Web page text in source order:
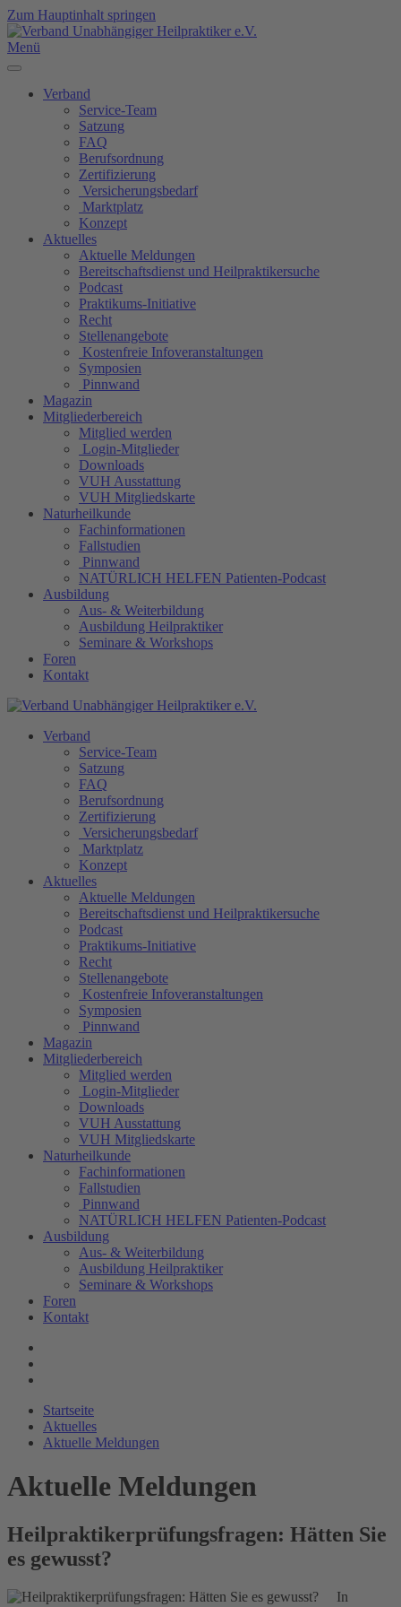
Zum Hauptinhalt springen
Menü
Verband
Service-Team
Satzung
FAQ
Berufsordnung
Zertifizierung
Versicherungsbedarf
Marktplatz
Konzept
Aktuelles
Aktuelle Meldungen
Bereitschaftsdienst und Heilpraktikersuche
Podcast
Praktikums-Initiative
Recht
Stellenangebote
Kostenfreie Infoveranstaltungen
Symposien
Pinnwand
Magazin
Mitgliederbereich
Mitglied werden
Login-Mitglieder
Downloads
VUH Ausstattung
VUH Mitgliedskarte
Naturheilkunde
Fachinformationen
Fallstudien
Pinnwand
NATÜRLICH HELFEN Patienten-Podcast
Ausbildung
Aus- & Weiterbildung
Ausbildung Heilpraktiker
Seminare & Workshops
Foren
Kontakt
Verband
Service-Team
Satzung
FAQ
Berufsordnung
Zertifizierung
Versicherungsbedarf
Marktplatz
Konzept
Aktuelles
Aktuelle Meldungen
Bereitschaftsdienst und Heilpraktikersuche
Podcast
Praktikums-Initiative
Recht
Stellenangebote
Kostenfreie Infoveranstaltungen
Symposien
Pinnwand
Magazin
Mitgliederbereich
Mitglied werden
Login-Mitglieder
Downloads
VUH Ausstattung
VUH Mitgliedskarte
Naturheilkunde
Fachinformationen
Fallstudien
Pinnwand
NATÜRLICH HELFEN Patienten-Podcast
Ausbildung
Aus- & Weiterbildung
Ausbildung Heilpraktiker
Seminare & Workshops
Foren
Kontakt
Startseite
Aktuelles
Aktuelle Meldungen
Aktuelle Meldungen
Heilpraktikerprüfungsfragen: Hätten Sie
es gewusst?
In